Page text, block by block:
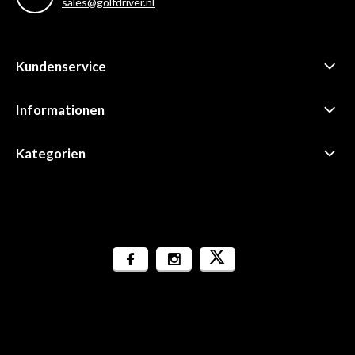
Kundenservice
Informationen
Kategorien